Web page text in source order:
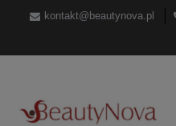
kontakt@beautynova.pl